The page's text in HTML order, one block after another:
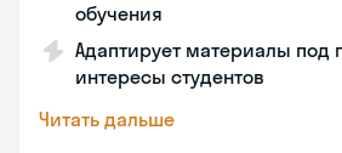
обучения
Адаптирует материалы под
интересы студентов
Читать дальше